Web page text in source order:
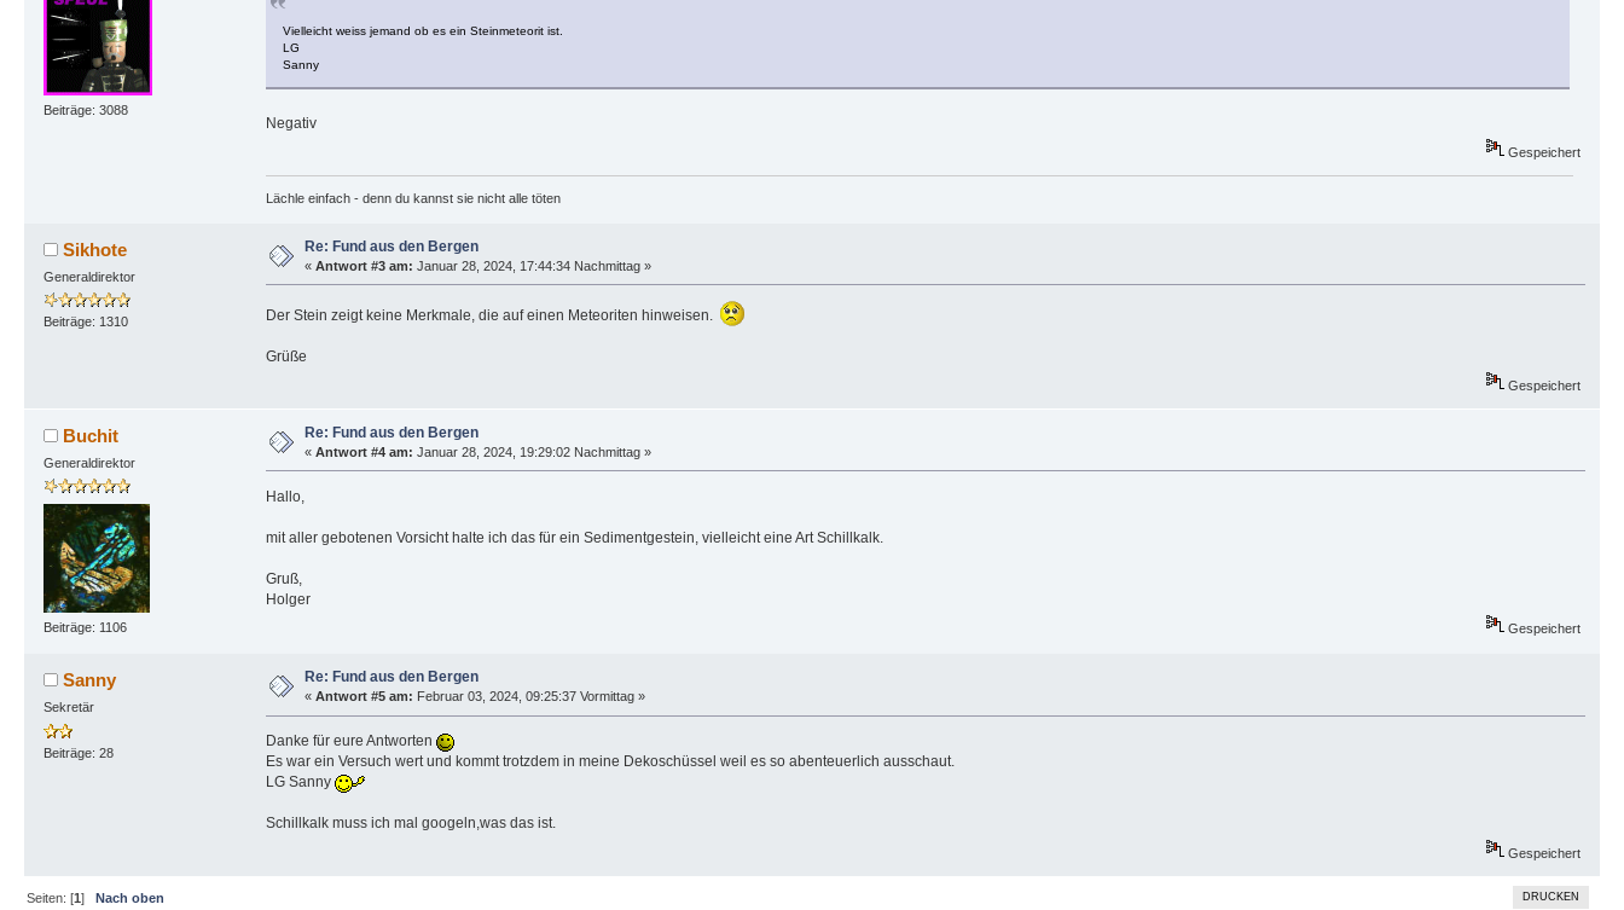
Beiträge: 3088
Vielleicht weiss jemand ob es ein Steinmeteorit ist.
LG
Sanny
Negativ
Gespeichert
Lächle einfach - denn du kannst sie nicht alle töten
Sikhote
Generaldirektor
Beiträge: 1310
Re: Fund aus den Bergen
« Antwort #3 am: Januar 28, 2024, 17:44:34 Nachmittag »
Der Stein zeigt keine Merkmale, die auf einen Meteoriten hinweisen.
Grüße
Gespeichert
Buchit
Generaldirektor
Beiträge: 1106
Re: Fund aus den Bergen
« Antwort #4 am: Januar 28, 2024, 19:29:02 Nachmittag »
Hallo,
mit aller gebotenen Vorsicht halte ich das für ein Sedimentgestein, vielleicht eine Art Schillkalk.
Gruß,
Holger
Gespeichert
Sanny
Sekretär
Beiträge: 28
Re: Fund aus den Bergen
« Antwort #5 am: Februar 03, 2024, 09:25:37 Vormittag »
Danke für eure Antworten
Es war ein Versuch wert und kommt trotzdem in meine Dekoschüssel weil es so abenteuerlich ausschaut.
LG Sanny
Schillkalk muss ich mal googeln,was das ist.
Gespeichert
DRUCKEN
Seiten: [1]Nach oben